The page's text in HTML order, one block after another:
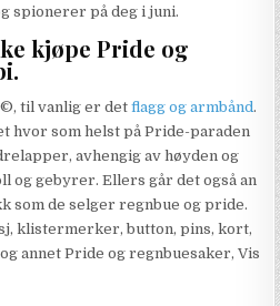
spionerer på deg i juni.
kjøpe Pride og
©️, til vanlig er detflagg og armbånd.
hvor som helst på Pride-paraden
avhengig av høyden og
og gebyrer. Ellers går det også an
som de selger regnbue og pride.
klistermerker, button, pins, kort,
annet Pride og regnbuesaker, Vis